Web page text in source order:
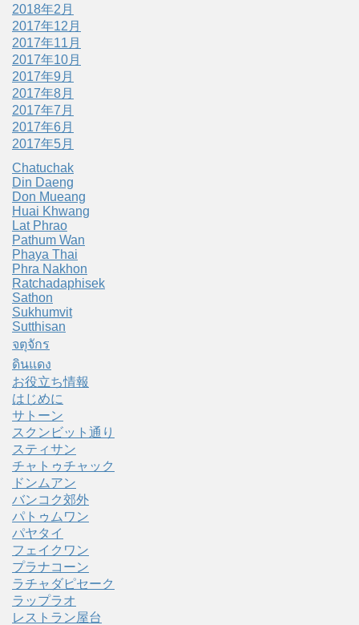
2018年2月
2017年12月
2017年11月
2017年10月
2017年9月
2017年8月
2017年7月
2017年6月
2017年5月
Chatuchak
Din Daeng
Don Mueang
Huai Khwang
Lat Phrao
Pathum Wan
Phaya Thai
Phra Nakhon
Ratchadaphisek
Sathon
Sukhumvit
Sutthisan
จตุจักร
ดินแดง
お役立ち情報
はじめに
サトーン
スクンビット通り
スティサン
チャトゥチャック
ドンムアン
バンコク郊外
パトゥムワン
パヤタイ
フェイクワン
プラナコーン
ラチャダピセーク
ラップラオ
レストラン屋台